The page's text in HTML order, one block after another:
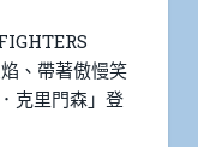
、帶著傲慢笑
克里門森」登